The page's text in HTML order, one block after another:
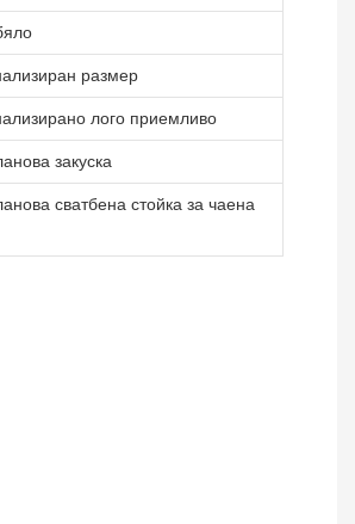
размер
лого приемливо
закуска
сватбена стойка за чаена